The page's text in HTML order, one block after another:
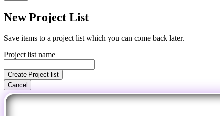
New Project List
Save items to a project list which you can come back later.
Project list name
Create Project list
Cancel